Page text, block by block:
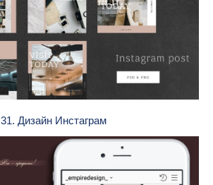
31. Дизайн Инстаграм